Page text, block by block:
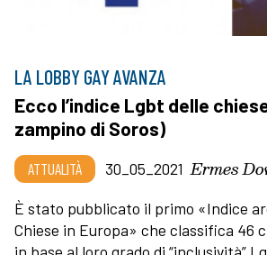
LA LOBBY GAY AVANZA
Ecco l’indice Lgbt delle
zampino di Soros)
ATTUALITÀ 30_05_2021 Ermes
È stato pubblicato il primo «Indice
Chiese in Europa» che classifica 46
in base al loro grado di “inclusività”